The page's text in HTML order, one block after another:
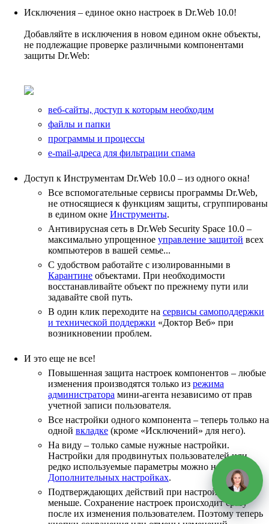
Исключения – единое окно настроек в Dr.Web 10.0!
Добавляйте в исключения в новом едином окне объекты,
не подлежащие проверке различными компонентами
защиты Dr.Web:
веб-сайты, доступ к которым необходим
файлы и папки
программы и процессы
e-mail-адреса для фильтрации спама
Доступ к Инструментам Dr.Web 10.0 – из одного окна!
Все вспомогательные сервисы программы Dr.Web,
не относящиеся к функциям защиты, сгруппированы
в едином окне Инструменты.
Антивирусная сеть в Dr.Web Security Space 10.0 –
максимально упрощенное управление защитой всех
компьютеров в вашей семье...
С удобством работайте с изолированными в
Карантине объектами. При необходимости
восстанавливайте объект по прежнему пути или
задавайте свой путь.
В один клик переходите на сервисы самоподдержки
и технической поддержки «Доктор Веб» при
возникновении проблем.
И это еще не все!
Повышенная защита настроек компонентов – любые
изменения производятся только из режима
администратора мини-агента независимо от прав
учетной записи пользователя.
Все настройки одного компонента – теперь только на
одной вкладке (кроме «Исключений» для него).
На виду – только самые нужные настройки.
Настройки для продвинутых пользователей или
редко используемые параметры можно найти в
Дополнительных настройках.
Подтверждающих действий при настройке стало
меньше. Cохранение настроек происходит сразу
после их изменения пользователем. Поэтому теперь